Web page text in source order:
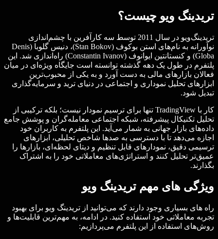
تریدینگ ویو چیست؟
تریدینگ‌ویو در سال 2011 توسط سه کارآفرین با چشم‌اندازی
نوآورانه به نام‌های استن بوکوف (Stan Bokov)، دنیس گلوبا (Denis
Globa) و کنستانتین ایوانوف (Constantin Ivanov) راه‌اندازی شد. این
پلتفرم در طول یک دهه گذشته توانسته است جایگاه ویژه‌ای در میان
فعالان بازارهای مالی به دست آورد و به یکی از محبوب‌ترین
ابزارهای تحلیل نموداری و اجتماعی در دنیای ترید و سرمایه‌گذاری
تبدیل شود.
کار با TradingView تنها برای ترسیم نمودار نیست؛ بلکه ترکیبی از
تحلیل تکنیکال پیشرفته، شبکه اجتماعی معامله‌گران و پوشش جامع
داده‌های بازار جهانی به شمار می‌آید. این پلتفرم به کاربران خود
اجازه می‌دهد تا با دسترسی به صدها شاخص تحلیلی، ابزارهای
ترسیمی دقیق، نمودارهای قابل تنظیم و دیتای لحظه‌ای، بازارها را
عمیق‌تر تحلیل کنند و استراتژی‌های معاملاتی خود را به اشتراک
بگذارند.
ویژگی های مهم تریدینگ ویو
راه‌ های بسیاری وجود دارند که می‌توانید از تریدینگ ویو برای بهبود
تجربه معاملاتی خود استفاده کنید. در ادامه، به مهم‌ترین قابلیت‌ها و
روش‌های استفاده از این پلتفرم می‌پردازیم: